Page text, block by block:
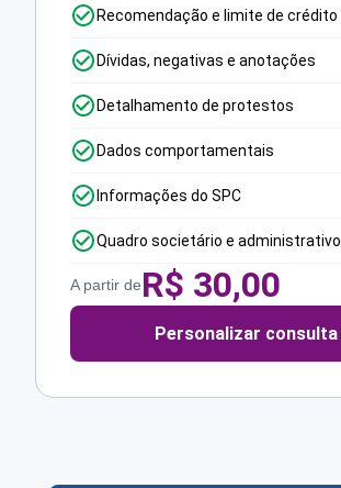
Recomendação e limite de crédito
Dívidas, negativas e anotações
Detalhamento de protestos
Dados comportamentais
Informações do SPC
Quadro societário e administrativo
A partir deR$ 30,00
Personalizar consulta